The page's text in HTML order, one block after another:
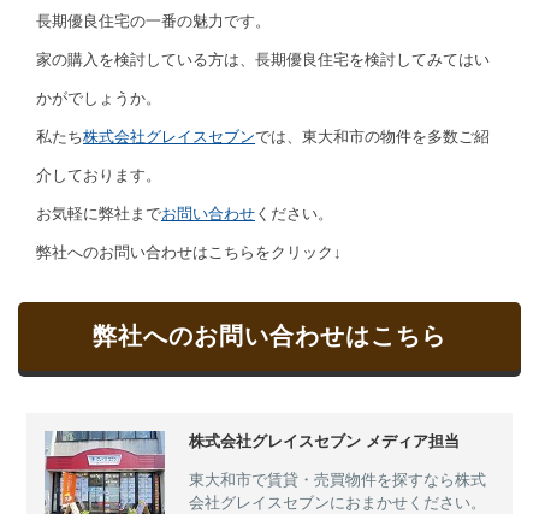
長期優良住宅の一番の魅力です。
家の購入を検討している方は、長期優良住宅を検討してみてはい
かがでしょうか。
私たち株式会社グレイスセブンでは、東大和市の物件を多数ご紹
介しております。
お気軽に弊社までお問い合わせ ください。
弊社へのお問い合わせはこちらをクリック↓
弊社へのお問い合わせはこちら
株式会社グレイスセブン メディア担当
東大和市で賃貸・売買物件を探すなら株式
会社グレイスセブンにおまかせください。